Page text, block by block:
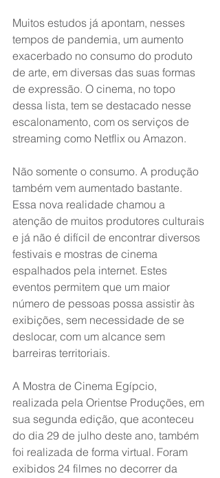
Muitos estudos já apontam, nesses
tempos de pandemia, um aumento
exacerbado no consumo do produto
de arte, em diversas das suas formas
de expressão. O cinema, no topo
dessa lista, tem se destacado nesse
escalonamento, com os serviços de
streaming como Netflix ou Amazon.
Não somente o consumo. A produção
também vem aumentado bastante.
Essa nova realidade chamou a
atenção de muitos produtores culturais
e já não é difícil de encontrar diversos
festivais e mostras de cinema
espalhados pela internet. Estes
eventos permitem que um maior
número de pessoas possa assistir às
exibições, sem necessidade de se
deslocar, com um alcance sem
barreiras territoriais.
A Mostra de Cinema Egípcio,
realizada pela Orientse Produções, em
sua segunda edição, que aconteceu
do dia 29 de julho deste ano, também
foi realizada de forma virtual. Foram
exibidos 24 filmes no decorrer da